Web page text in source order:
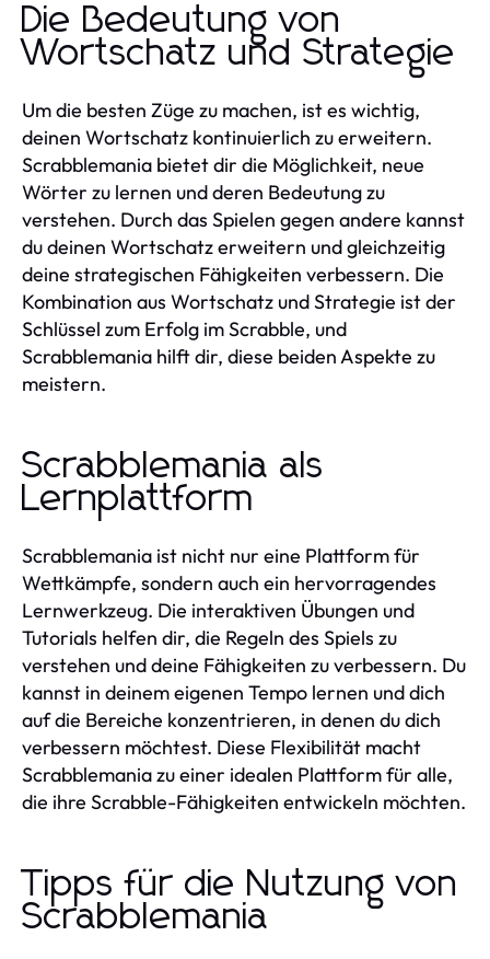
Die Bedeutung von
Wortschatz und Strategie
Um die besten Züge zu machen, ist es wichtig,
deinen Wortschatz kontinuierlich zu erweitern.
Scrabblemania bietet dir die Möglichkeit, neue
Wörter zu lernen und deren Bedeutung zu
verstehen. Durch das Spielen gegen andere kannst
du deinen Wortschatz erweitern und gleichzeitig
deine strategischen Fähigkeiten verbessern. Die
Kombination aus Wortschatz und Strategie ist der
Schlüssel zum Erfolg im Scrabble, und
Scrabblemania hilft dir, diese beiden Aspekte zu
meistern.
Scrabblemania als
Lernplattform
Scrabblemania ist nicht nur eine Plattform für
Wettkämpfe, sondern auch ein hervorragendes
Lernwerkzeug. Die interaktiven Übungen und
Tutorials helfen dir, die Regeln des Spiels zu
verstehen und deine Fähigkeiten zu verbessern. Du
kannst in deinem eigenen Tempo lernen und dich
auf die Bereiche konzentrieren, in denen du dich
verbessern möchtest. Diese Flexibilität macht
Scrabblemania zu einer idealen Plattform für alle,
die ihre Scrabble-Fähigkeiten entwickeln möchten.
Tipps für die Nutzung von
Scrabblemania